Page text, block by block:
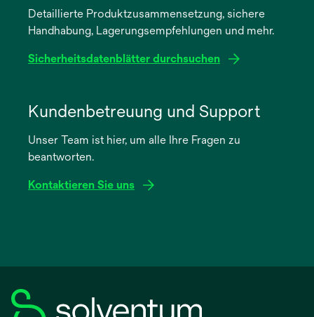
neuen
Registerkarte
Detaillierte Produktzusammensetzung, sichere
Handhabung, Lagerungsempfehlungen und mehr.
Sicherheitsdatenblätter durchsuchen
neuen
Registerkarte
Kundenbetreuung und Support
Unser Team ist hier, um alle Ihre Fragen zu
beantworten.
Kontaktieren Sie uns